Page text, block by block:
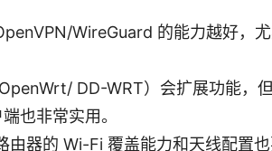
WireGuard 的能力越好，
DD-WRT）会扩展功能，
也非常实用。
器的 Wi-Fi 覆盖能力和天线配置也